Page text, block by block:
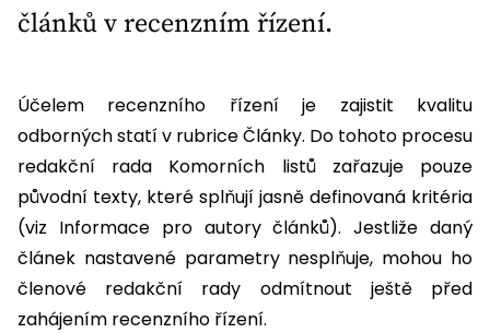
článků v recenzním řízení.
Účelem recenzního řízení je zajistit kvalitu
odborných statí v rubrice Články. Do tohoto procesu
redakční rada Komorních listů zařazuje pouze
původní texty, které splňují jasně definovaná kritéria
(viz Informace pro autory článků). Jestliže daný
článek nastavené parametry nesplňuje, mohou ho
členové redakční rady odmítnout ještě před
zahájením recenzního řízení.